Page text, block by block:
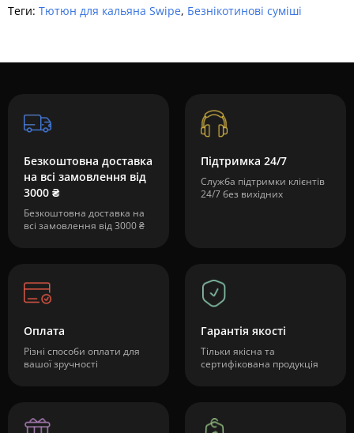
Теги: Тютюн для кальяна Swipe, Безнікотинові суміші
Безкоштовна доставка
на всі замовлення від
3000 ₴
Безкоштовна доставка на
всі замовлення від 3000 ₴
Підтримка 24/7
Служба підтримки клієнтів
24/7 без вихідних
Оплата
Різні способи оплати для
вашої зручності
Гарантія якості
Тільки якісна та
сертифікована продукція